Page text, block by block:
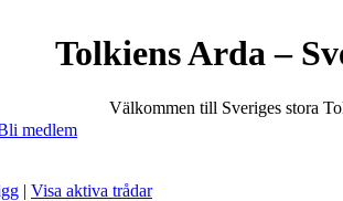
Tolkiens Arda –
Välkommen till Sveriges stora
medlem
| Visa aktiva trådar